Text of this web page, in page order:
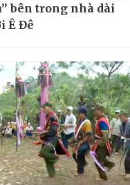
bên trong nhà dài
Ê Đê